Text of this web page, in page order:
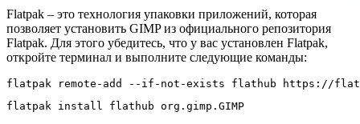
Flatpak – это технология упаковки приложений, которая
позволяет установить GIMP из официального репозитория
Flatpak. Для этого убедитесь, что у вас установлен Flatpak,
откройте терминал и выполните следующие команды:
flatpak remote-add --if-not-exists flathub https://
flatpak install flathub org.gimp.GIMP